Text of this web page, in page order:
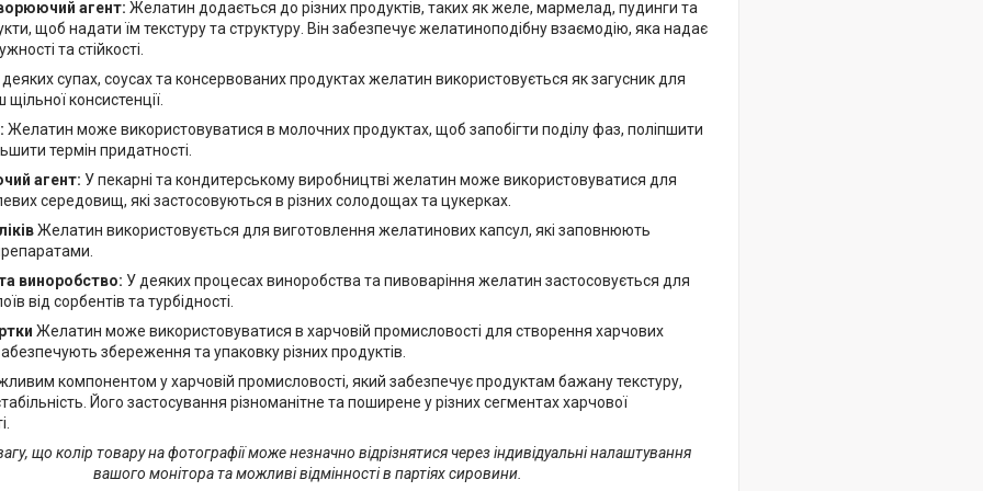
агент: Желатин додається до різних продуктів, таких як желе, мармелад, пудинги та
щоб надати їм текстуру та структуру. Він забезпечує желатиноподібну взаємодію, яка надає
та стійкості.
супах, соусах та консервованих продуктах желатин використовується як загусник для
консистенції.
Желатин може використовуватися в молочних продуктах, щоб запобігти поділу фаз, поліпшити
термін придатності.
агент: У пекарні та кондитерському виробництві желатин може використовуватися для
середовищ, які застосовуються в різних солодощах та цукерках.
Желатин використовується для виготовлення желатинових капсул, які заповнюють
виноробство: У деяких процесах виноробства та пивоваріння желатин застосовується для
від сорбентів та турбідності.
Желатин може використовуватися в харчовій промисловості для створення харчових
збереження та упаковку різних продуктів.
компонентом у харчовій промисловості, який забезпечує продуктам бажану текстуру,
Його застосування різноманітне та поширене у різних сегментах харчової
що колір товару на фотографії може незначно відрізнятися через індивідуальні налаштування
вашого монітора та можливі відмінності в партіях сировини.